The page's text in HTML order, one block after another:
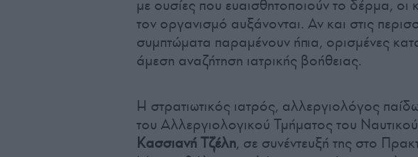
με ουσίες που ευαισθητοποιούν το δέρμα, οι
τον οργανισμό αυξάνονται. Αν και στις
συμπτώματα παραμένουν ήπια, ορισμένες
άμεση αναζήτηση ιατρικής βοήθειας.
Η στρατιωτικός ιατρός, αλλεργιολόγος
του Αλλεργιολογικού Τμήματος του
Κασσιανή Τζέλη, σε συνέντευξή της στο